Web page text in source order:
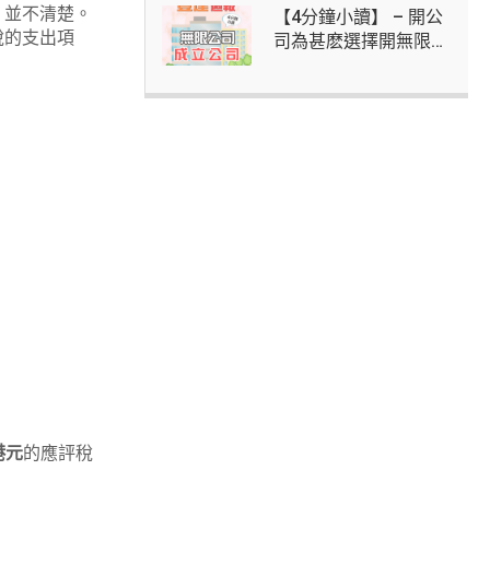
並不清楚。
支出項
元的應評稅
【4分鐘小讀】 – 開公
司為甚麽選擇開無限公